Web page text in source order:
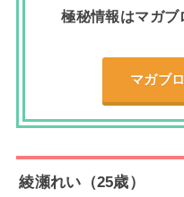
極秘情報はマガブ
マガブ
綾瀬れい（25歳）